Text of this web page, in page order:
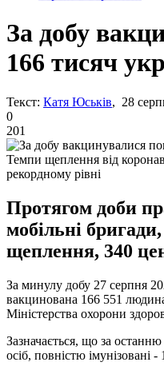
За добу
166 тисяч
Текст: Катя Юськів, 28
0
201
Темпи щеплення від
рекордному рівні
Протягом доби
мобільні
щеплення, 340
За минулу добу 27 серпня
вакцинована 166 551
Міністерства охорони
Зазначається, що за
осіб, повністю імунізовані -